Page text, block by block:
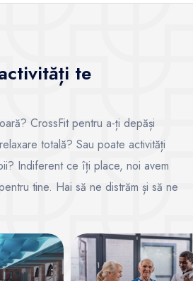
te
CrossFit pentru a-ți depăși
totală? Sau poate activități
Indiferent ce îți place, noi avem
tine. Hai să ne distrăm și să ne